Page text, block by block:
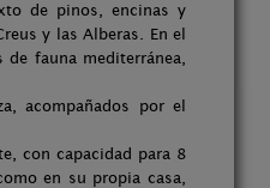
de pinos, encinas y
y las Alberas. En el
fauna mediterránea,
acompañados por el
con capacidad para 8
en su propia casa,